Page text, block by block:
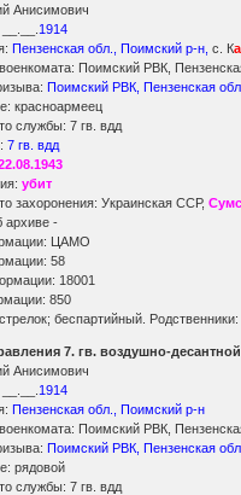
Анисимович
1914
Пензенская обл., Поимский р-н, с. Ка
Поимский РВК,
Поимский РВК, Пензенская
красноармеец
службы: 7 гв. вдд
7 гв. вдд
убит
захоронения: Украинская ССР,
архиве -
ЦАМО
58
18001
850
беспартийный. Родственники:
7. гв. воздушно-
Анисимович
1914
Пензенская обл., Поимский р-н
Поимский РВК,
Поимский РВК, Пензенская
рядовой
службы: 7 гв. вдд